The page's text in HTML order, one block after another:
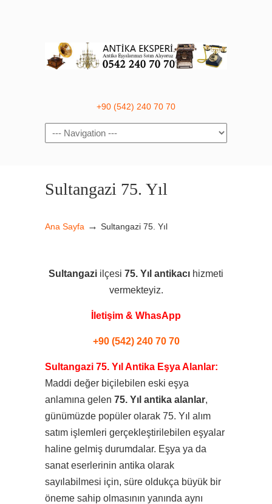
+90 (542) 240 70 70
Navigation
Sultangazi 75. Yıl
Ana Sayfa → Sultangazi 75. Yıl
Sultangazi ilçesi 75. Yıl antikacı hizmeti
vermekteyiz.
İletişim & WhasApp
+90 (542) 240 70 70
Sultangazi 75. Yıl Antika Eşya Alanlar:
Maddi değer biçilebilen eski eşya
anlamına gelen 75. Yıl antika alanlar,
günümüzde popüler olarak 75. Yıl alım
satım işlemleri gerçekleştirilebilen eşyalar
haline gelmiş durumdalar. Eşya ya da
sanat eserlerinin antika olarak
sayılabilmesi için, süre oldukça büyük bir
öneme sahip olmasının yanında aynı